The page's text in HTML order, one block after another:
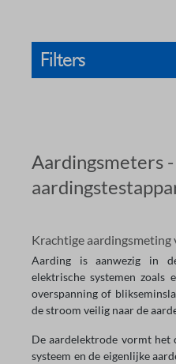
Filters
Aardingsmeters
Krachtige aardingsmeting
Aarding is aanwezig in
elektrische systemen zoals
overspanning of
de stroom veilig naar de
De aardelektrode vormt het
systeem en de eigenlijke